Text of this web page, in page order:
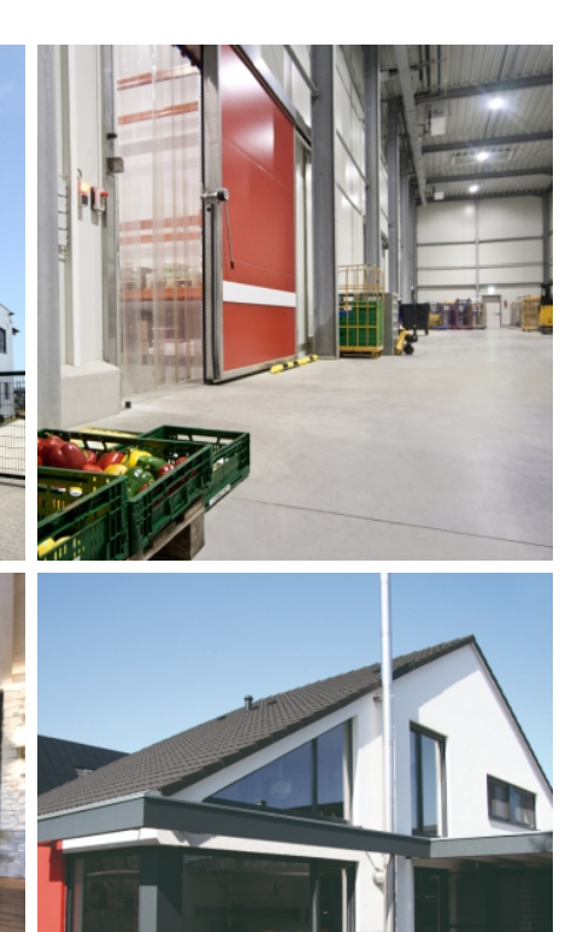
UMBAU UND ERWEITERUNG
SOWIE ERRICHTUNG EINER
KÜHLHALLE
DORSTEN-WULFEN
ERRICHTUNG EINES
EINFAMILIENHAUSES
MÖNCHENGLADBACH